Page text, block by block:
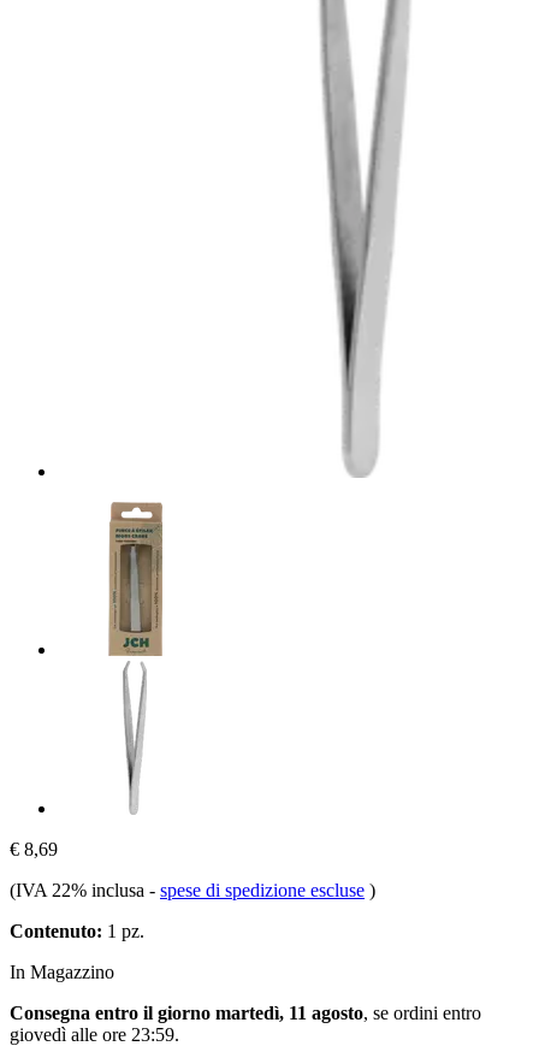
€ 8,69
(IVA 22% inclusa - spese di spedizione escluse )
Contenuto: 1 pz.
In Magazzino
Consegna entro il giorno martedì, 11 agosto, se ordini entro
giovedì alle ore 23:59.